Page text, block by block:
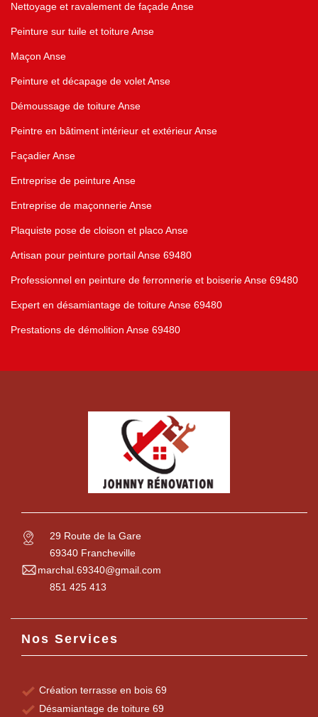
Nettoyage et ravalement de façade Anse
Peinture sur tuile et toiture Anse
Maçon Anse
Peinture et décapage de volet Anse
Démoussage de toiture Anse
Peintre en bâtiment intérieur et extérieur Anse
Façadier Anse
Entreprise de peinture Anse
Entreprise de maçonnerie Anse
Plaquiste pose de cloison et placo Anse
Artisan pour peinture portail Anse 69480
Professionnel en peinture de ferronnerie et boiserie Anse 69480
Expert en désamiantage de toiture Anse 69480
Prestations de démolition Anse 69480
29 Route de la Gare
69340 Francheville
marchal.69340@gmail.com
851 425 413
Nos Services
Création terrasse en bois 69
Désamiantage de toiture 69